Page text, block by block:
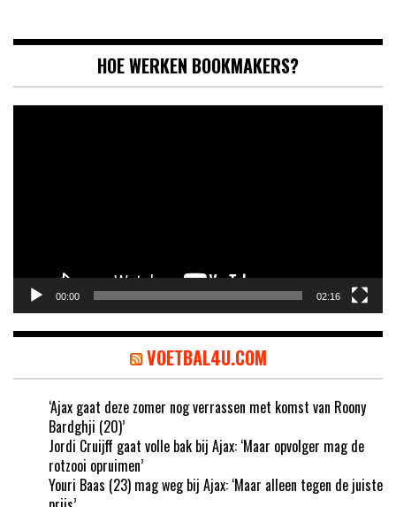
HOE WERKEN BOOKMAKERS?
00:00 02:16
VOETBAL4U.COM
‘Ajax gaat deze zomer nog verrassen met komst van Roony
Bardghji (20)’
Jordi Cruijff gaat volle bak bij Ajax: ‘Maar opvolger mag de
rotzooi opruimen’
Youri Baas (23) mag weg bij Ajax: ‘Maar alleen tegen de juiste